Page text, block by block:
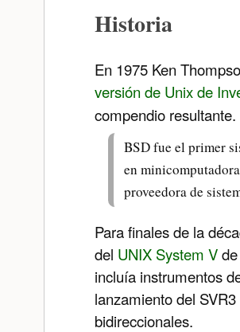
Historia
En 1975 Ken
versión de Unix de
compendio
BSD fue el primer
en
proveedora de
Para finales de la
del UNIX System V
incluía instrumentos
lanzamiento del
bidireccionales.